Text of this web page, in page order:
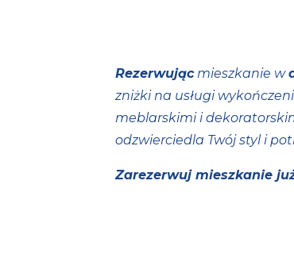
Rezerwującmieszkanie w
zniżki na usługi
meblarskimi i
odzwierciedla Twój styl i
Zarezerwuj mieszkanie